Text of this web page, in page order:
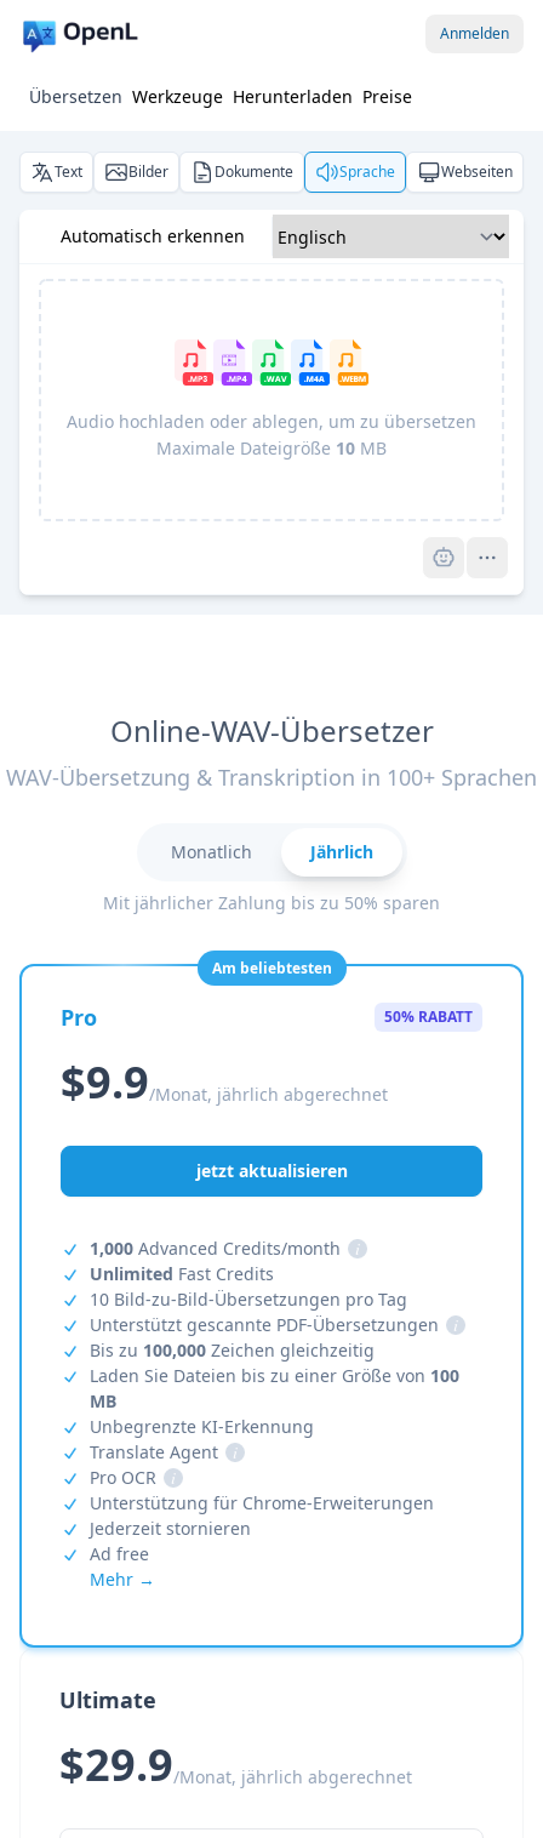
Anmelden
Übersetzen Werkzeuge Herunterladen Preise
Text Bilder Dokumente Sprache Webseiten
Automatisch erkennen
Audio hochladen oder ablegen, um zu übersetzen
Maximale Dateigröße 10 MB
Online-WAV-Übersetzer
WAV-Übersetzung & Transkription in 100+ Sprachen
Monatlich Jährlich
Mit jährlicher Zahlung bis zu 50% sparen
Am beliebtesten
Pro 50% RABATT
$9.9/Monat, jährlich abgerechnet
jetzt aktualisieren
1,000 Advanced Credits/month
i
Unlimited Fast Credits
10 Bild-zu-Bild-Übersetzungen pro Tag
Unterstützt gescannte PDF-Übersetzungen
i
Bis zu 100,000 Zeichen gleichzeitig
Laden Sie Dateien bis zu einer Größe von 100
MB
Unbegrenzte KI-Erkennung
Translate Agent
i
Pro OCR
i
Unterstützung für Chrome-Erweiterungen
Jederzeit stornieren
Ad free
Mehr →
Ultimate
$29.9/Monat, jährlich abgerechnet